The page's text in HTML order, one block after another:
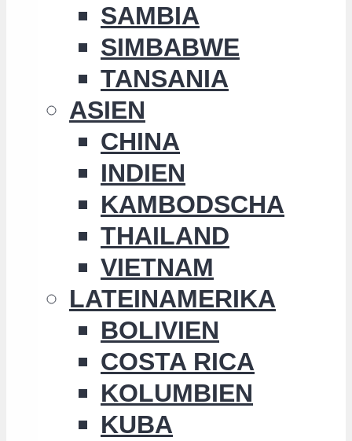
SAMBIA
SIMBABWE
TANSANIA
ASIEN
CHINA
INDIEN
KAMBODSCHA
THAILAND
VIETNAM
LATEINAMERIKA
BOLIVIEN
COSTA RICA
KOLUMBIEN
KUBA